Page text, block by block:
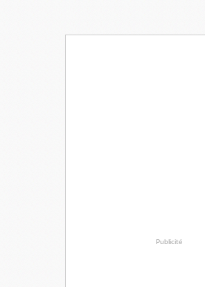
Publicité